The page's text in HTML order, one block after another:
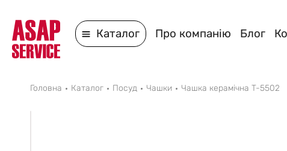
Каталог Про компанію Блог
Головна Каталог Посуд Чашки Чашка керамічна T-5502